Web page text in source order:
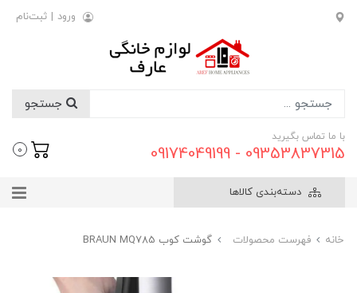
ورود | ثبت‌نام
با ما تماس بگیرید
09353837315 - 09174049199
0
دسته‌بندی کالاها
خانه فهرست محصولات گوشت کوب BRAUN MQ785